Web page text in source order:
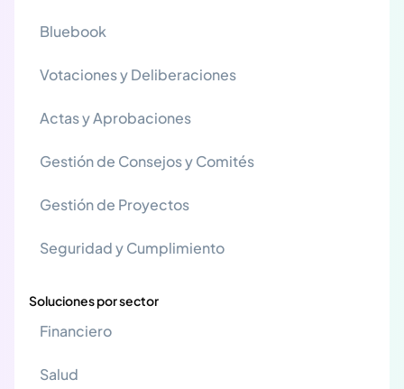
Bluebook
Votaciones y Deliberaciones
Actas y Aprobaciones
Gestión de Consejos y Comités
Gestión de Proyectos
Seguridad y Cumplimiento
Soluciones por sector
Financiero
Salud